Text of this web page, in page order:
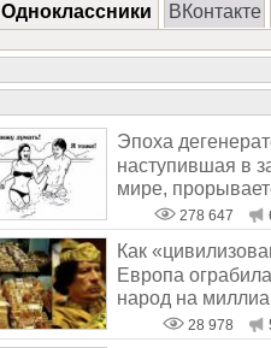
Одноклассники ВКонтакте
Эпоха
наступившая в
мире,
278 647
Как
Европа
народ на
28 978